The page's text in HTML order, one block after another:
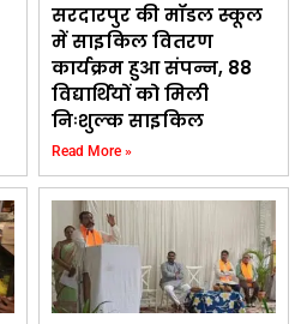
सरदारपुर की मॉडल स्कूल
में साइकिल वितरण
कार्यक्रम हुआ संपन्न, 88
विद्यार्थियों को मिली
निःशुल्क साइकिल
Read More »